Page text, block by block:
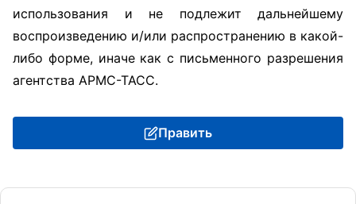
использования и не подлежит дальнейшему
воспроизведению и/или распространению в какой-
либо форме, иначе как с письменного разрешения
агентства АРМС-ТАСС.
Править